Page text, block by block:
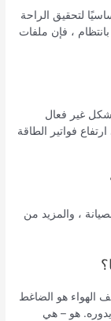
لتحقيق الراحة
، فإن ملفات
غير فعال
فواتير الطاقة
، والمزيد من
الهواء هو الضاغط
هو – هي